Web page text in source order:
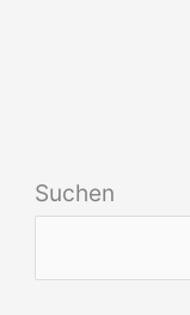
Suchen